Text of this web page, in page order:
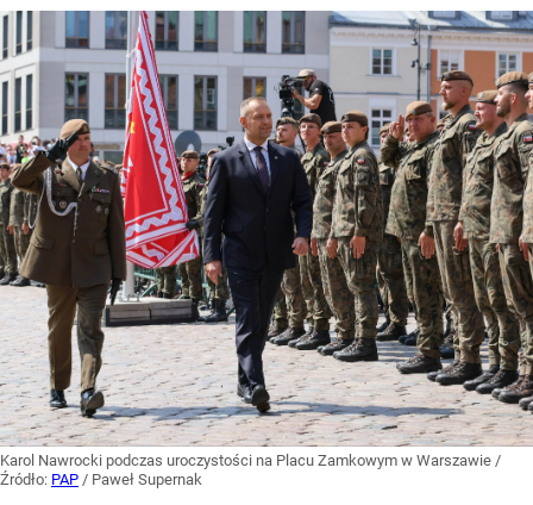
Karol Nawrocki podczas uroczystości na Placu Zamkowym w Warszawie /
Źródło: PAP / Paweł Supernak